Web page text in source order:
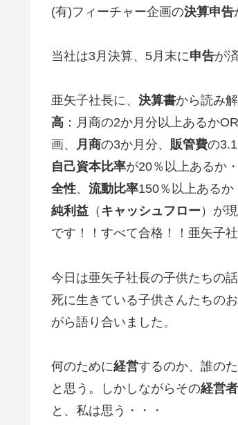
(有)フィーチャー企画の決算申告
当社は3月決算、5月末に申告が
亜矢子社長に、 決算書から読み解
高 ：月商の2か月分以上あるかOR
画、 月商の3か月分、 販管費の
自己資本比率が20％以上あるか
全性、 流動比率150％以上ある
純利益 （ キャッシュフロー）が
です！！すべて合格！！亜矢子
今日は亜矢子社長の子供たちの
死に生きている子供さんたちの
がら語り合いました。
何のために経営するのか、誰の
と思う。しかしながらその経営者
と、私は思う・・・